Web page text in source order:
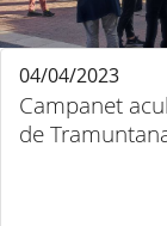
Campanet
de
04/04/2023